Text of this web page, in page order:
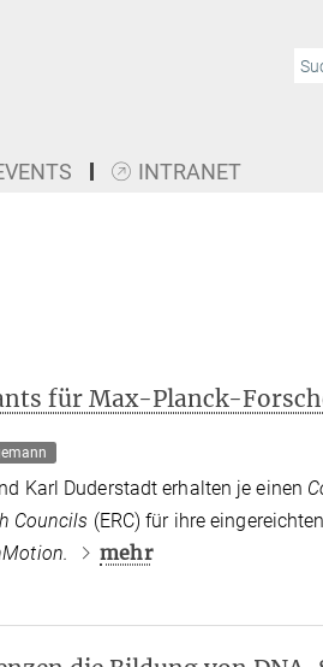
INTRANET
für Max-Planck-
Karl Duderstadt erhalten je einen
Councils (ERC) für ihre
mehr